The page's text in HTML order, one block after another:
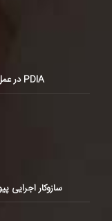
PDIA در عمل: شناسه‌گذاری بودجه و طبقه‌بندی آن
سازوکار اجرایی